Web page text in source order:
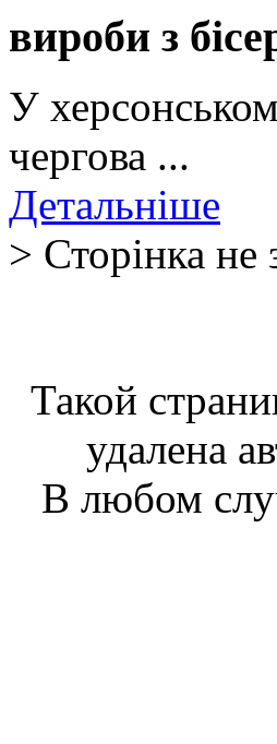
вироби з
У
чергова ...
Детальніше
> Сторінка не
Такой
удалена
В любом